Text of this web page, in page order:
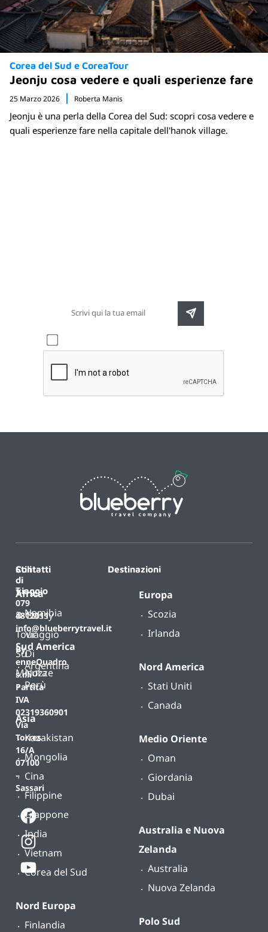
Corea del Sud e CoreaTour
Jeonju cosa vedere e quali esperienze fare
25 Marzo 2026 Roberta Manis
Jeonju è una perla della Corea del Sud: scopri cosa vedere e
quali esperienze fare nella capitale dell'hanok village.
Contatti
T.
079
4812011
info@blueberrytravel.it
By
enneQuadro
s.r.l.
Partita
IVA
02319360901
Via
Torres
16/A
07100
–
Sassari
Destinazioni
Africa
Namibia
Sud America
Argentina
Perù
Asia
Kazakistan
Mongolia
Cina
Filippine
Giappone
India
Vietnam
Corea del Sud
Nord Europa
Finlandia
Europa
Scozia
Irlanda
Nord America
Stati Uniti
Canada
Medio Oriente
Oman
Giordania
Dubai
Australia e Nuova
Zelanda
Australia
Nuova Zelanda
Polo Sud
Stili
di
viaggio
B-
Tour
Su
Misura
Classy
Viaggio
Di
Nozze